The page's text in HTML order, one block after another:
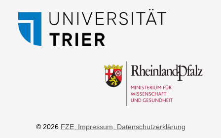
© 2026 FZE, Impressum, Datenschutzerklärung